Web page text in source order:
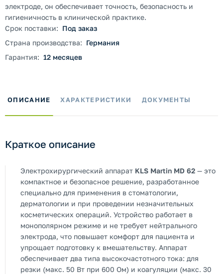
электроде, он обеспечивает точность, безопасность и
гигиеничность в клинической практике.
Срок поставки: Под заказ
Страна производства: Германия
Гарантия: 12 месяцев
ОПИСАНИЕ ХАРАКТЕРИСТИКИ ДОКУМЕНТЫ
Краткое описание
Электрохирургический аппарат KLS Martin MD 62 — это
компактное и безопасное решение, разработанное
специально для применения в стоматологии,
дерматологии и при проведении незначительных
косметических операций. Устройство работает в
монополярном режиме и не требует нейтрального
электрода, что повышает комфорт для пациента и
упрощает подготовку к вмешательству. Аппарат
обеспечивает два типа высокочастотного тока: для
резки (макс. 50 Вт при 600 Ом) и коагуляции (макс. 30